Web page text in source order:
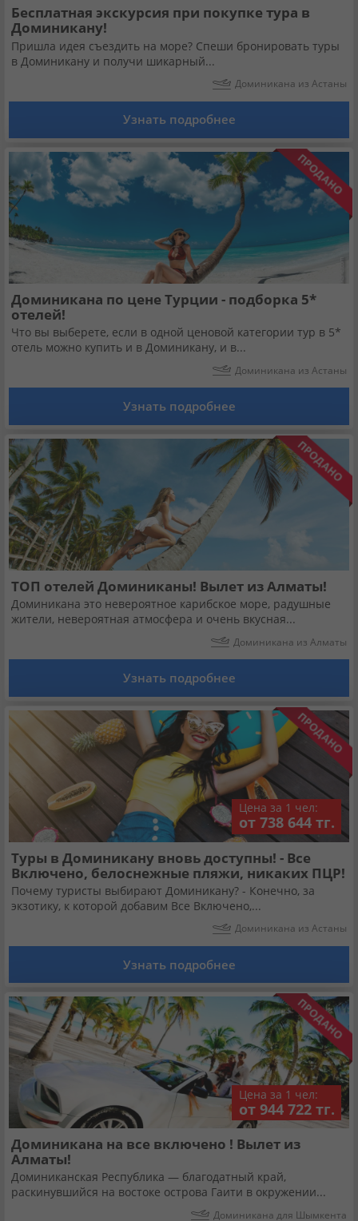
Загрузить приложение из Google Play
Бесплатная экскурсия при покупке тура в
Доминикану!
Пришла идея съездить на море? Спеши бронировать туры
в Доминикану и получи шикарный...
Доминикана из Астаны
Узнать подробнее
Доминикана по цене Турции - подборка 5*
отелей!
Что вы выберете, если в одной ценовой категории тур в 5*
отель можно купить и в Доминикану, и в...
Доминикана из Астаны
Узнать подробнее
ТОП отелей Доминиканы! Вылет из Алматы!
Доминикана это невероятное карибское море, радушные
жители, невероятная атмосфера и очень вкусная...
Доминикана из Алматы
Узнать подробнее
Цена за 1 чел:
от 738 644 тг.
Туры в Доминикану вновь доступны! - Все
Включено, белоснежные пляжи, никаких ПЦР!
Почему туристы выбирают Доминикану? - Конечно, за
экзотику, к которой добавим Все Включено,...
Доминикана из Астаны
Узнать подробнее
Цена за 1 чел:
от 944 722 тг.
Доминикана на все включено ! Вылет из
Алматы!
Доминиканская Республика — благодатный край,
раскинувшийся на востоке острова Гаити в окружении...
Доминикана для Шымкента